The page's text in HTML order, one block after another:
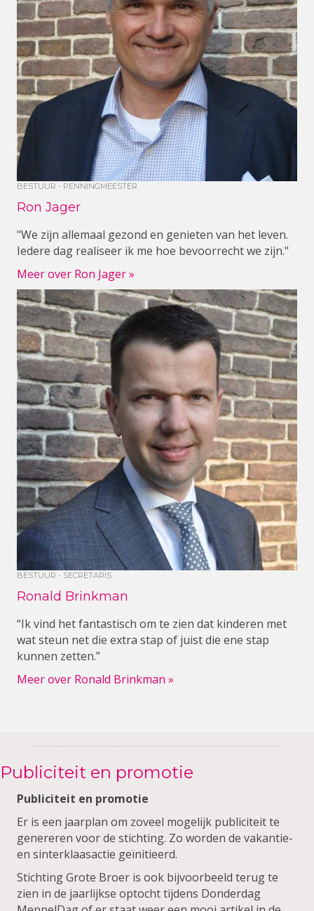
BESTUUR - PENNINGMEESTER
Ron Jager
"We zijn allemaal gezond en genieten van het leven.
Iedere dag realiseer ik me hoe bevoorrecht we zijn."
Meer over Ron Jager »
BESTUUR - SECRETARIS
Ronald Brinkman
“Ik vind het fantastisch om te zien dat kinderen met
wat steun net die extra stap of juist die ene stap
kunnen zetten.”
Meer over Ronald Brinkman »
Publiciteit en promotie
Publiciteit en promotie
Er is een jaarplan om zoveel mogelijk publiciteit te
genereren voor de stichting. Zo worden de vakantie-
en sinterklaasactie geïnitieerd.
Stichting Grote Broer is ook bijvoorbeeld terug te
zien in de jaarlijkse optocht tijdens Donderdag